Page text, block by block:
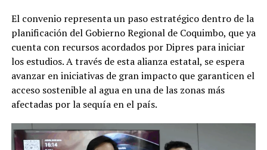
El convenio representa un paso estratégico dentro de la
planificación del Gobierno Regional de Coquimbo, que ya
cuenta con recursos acordados por Dipres para iniciar
los estudios. A través de esta alianza estatal, se espera
avanzar en iniciativas de gran impacto que garanticen el
acceso sostenible al agua en una de las zonas más
afectadas por la sequía en el país.